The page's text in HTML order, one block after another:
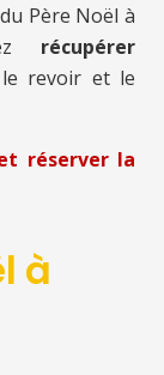
Père Noël à
récupérer
revoir et le
réserver la
à